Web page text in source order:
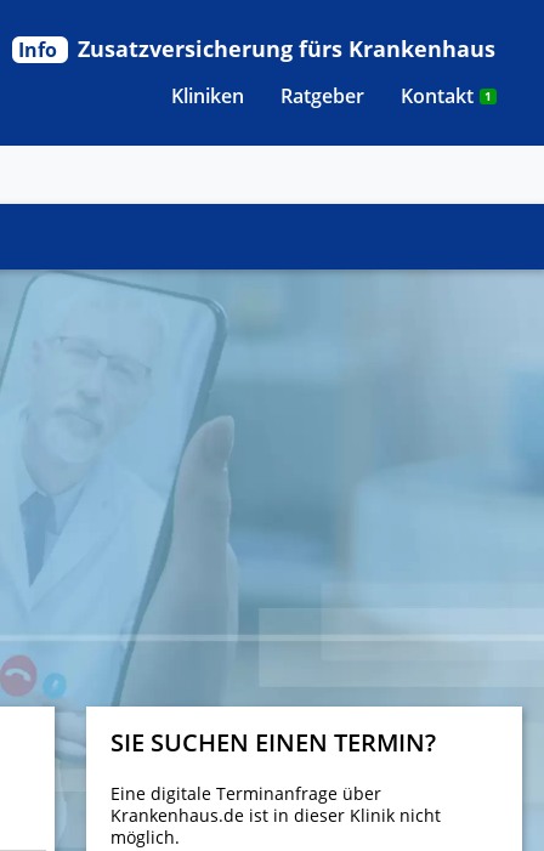
Kliniken Ratgeber Kontakt 1
Info Zusatzversicherung fürs Krankenhaus
SIE SUCHEN EINEN TERMIN?
Eine digitale Terminanfrage über
Krankenhaus.de ist in dieser Klinik nicht
möglich.